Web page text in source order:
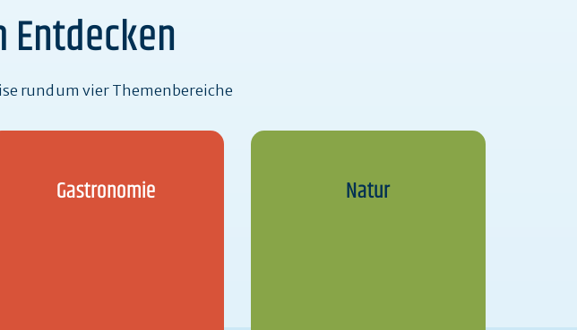
Entdecken
rund um vier Themenbereiche
Gastronomie Natur